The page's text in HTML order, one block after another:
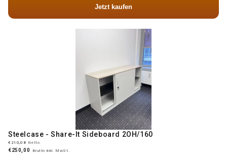
Jetzt kaufen
Steelcase - Share-It Sideboard 2OH/160
€210,08 Netto
€250,00 Brutto inkl. MwSt.